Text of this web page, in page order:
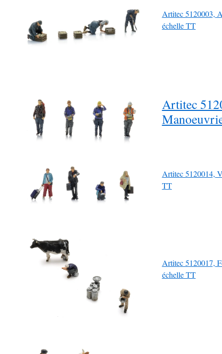
Artitec 5120003,
échelle TT
Artitec
Artitec 5120014,
TT
Artitec 5120017,
échelle TT